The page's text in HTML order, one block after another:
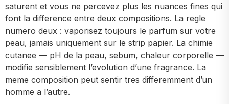
saturent et vous ne percevez plus les nuances fines qui
font la difference entre deux compositions. La regle
numero deux : vaporisez toujours le parfum sur votre
peau, jamais uniquement sur le strip papier. La chimie
cutanee — pH de la peau, sebum, chaleur corporelle —
modifie sensiblement l’evolution d’une fragrance. La
meme composition peut sentir tres differemment d’un
homme a l’autre.